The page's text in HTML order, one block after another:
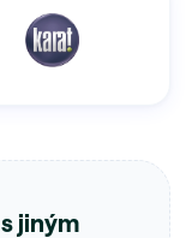
jiným